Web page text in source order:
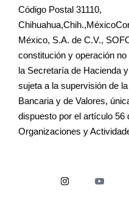
Código Postal 31110,
México, S.A. de C.V.,
constitución y operación
la Secretaría de Hacienda
sujeta a la supervisión de
Bancaria y de Valores,
dispuesto por el artículo 56
Organizaciones y